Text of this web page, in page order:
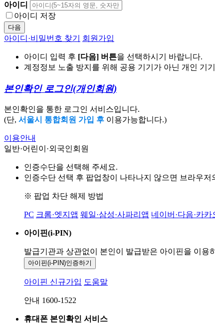
아이디
아이디 저장
다음
아이디·비밀번호 찾기 회원가입
아이디 입력 후 [다음] 버튼을 선택하시기 바랍니다.
계정정보 노출 방지를 위해 공용 기기가 아닌 개인 기
본인확인 로그인(개인회원)
본인확인을 통한 로그인 서비스입니다.
(단, 서울시 통합회원 가입 후 이용가능합니다.)
이용안내
일반·어린이·외국인회원
인증수단을 선택해 주세요.
인증수단 선택 후 팝업창이 나타나지 않으면 브라우
※ 팝업 차단 해제 방법
PC 크롬·엣지앱 웨일·삼성·사파리앱 네이버·다음·카카
아이핀(i-PIN)
발급기관과 상관없이 본인이 발급받은 아이핀을 이용
아이핀(i-PIN)인증하기
아이핀 신규가입 도움말
안내 1600-1522
휴대폰 본인확인 서비스